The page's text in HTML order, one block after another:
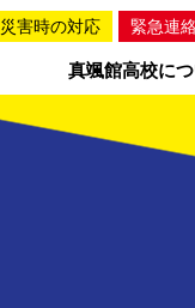
真颯館高校に
災害時の対応 緊急連